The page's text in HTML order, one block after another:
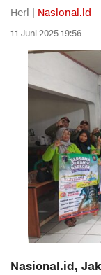
Heri | Nasional.id
11 Juni 2025 19:56
Nasional.id,